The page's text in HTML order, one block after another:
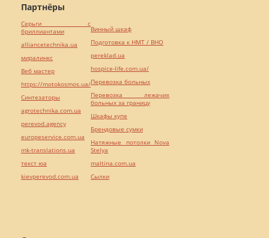
Партнёры
Серьги с
бриллиантами
alliancetechnika.ua
миралинкс
Веб мастер
https://motokosmos.ua/
Синтезаторы
agrotechnika.com.ua
perevod.agency
europeservice.com.ua
mk-translations.ua
текст юа
kievperevod.com.ua
Винный шкаф
Подготовка к НМТ / ВНО
pereklad.ua
hospice-life.com.ua/
Перевозка больных
Перевозка лежачих
больных за границу
Шкафы купе
Брендовые сумки
Натяжные потолки Nova
Stelya
maltina.com.ua
Cылки